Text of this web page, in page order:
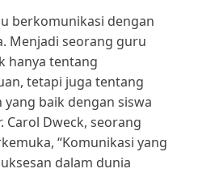
berkomunikasi dengan
Menjadi seorang guru
hanya tentang
tetapi juga tentang
baik dengan siswa
Carol Dweck, seorang
“Komunikasi yang
dalam dunia